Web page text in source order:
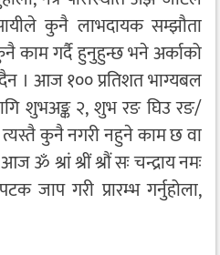
कुनै लाभदायक सम्झौता
काम गर्दै हुनुहुन्छ भने अर्काको
। आज १०० प्रतिशत भाग्यबल
शुभअङ्क २, शुभ रङ घिउ रङ/
त्यस्तै कुनै नगरी नहुने काम छ वा
श्रां श्रीं श्रौं सः चन्द्राय नमः
जाप गरी प्रारम्भ गर्नुहोला,